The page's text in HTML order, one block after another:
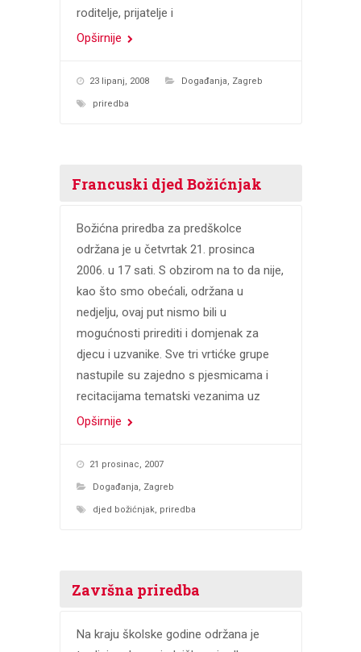
roditelje, prijatelje i
Opširnije
23 lipanj, 2008 Događanja, Zagreb
priredba
Francuski djed Božićnjak
Božićna priredba za predškolce
održana je u četvrtak 21. prosinca
2006. u 17 sati. S obzirom na to da nije,
kao što smo obećali, održana u
nedjelju, ovaj put nismo bili u
mogućnosti prirediti i domjenak za
djecu i uzvanike. Sve tri vrtićke grupe
nastupile su zajedno s pjesmicama i
recitacijama tematski vezanima uz
Opširnije
21 prosinac, 2007
Događanja, Zagreb
djed božićnjak, priredba
Završna priredba
Na kraju školske godine održana je